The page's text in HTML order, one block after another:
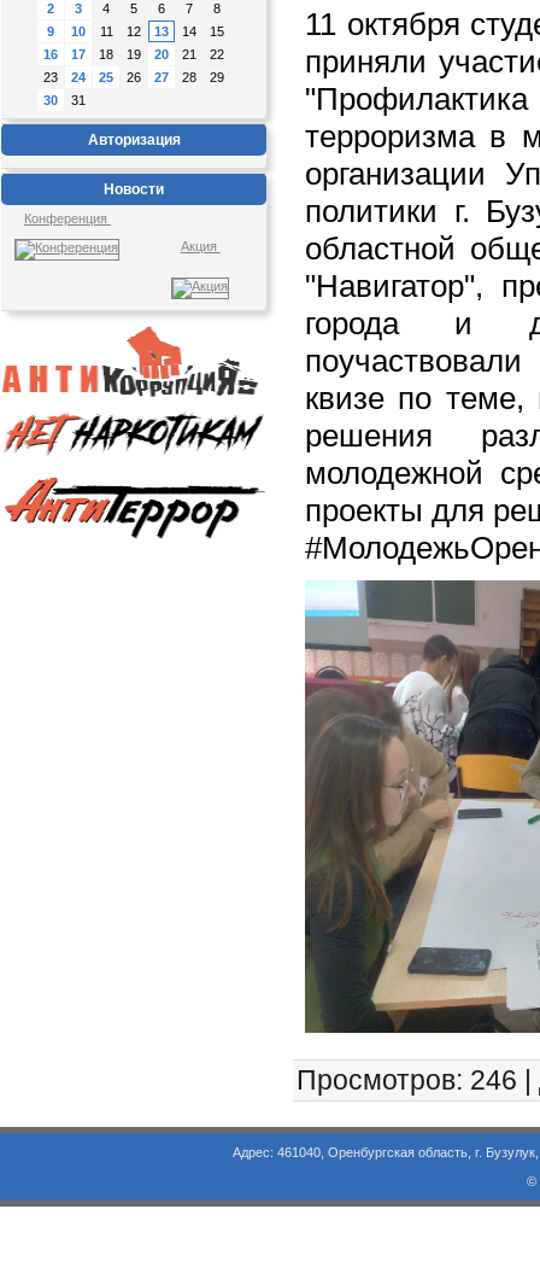
2
3 4 5 6 7
8
9
10 11 12 13 14
15
16
17 18 19 20 21
22
23
24 25 26 27 28
29
30
31
Авторизация
Новости
Конференция
Акция
11 октября
приняли
терроризма в
организации
политики г.
областной
"Навигатор",
города и
квизе по теме,
решения
молодежной
проекты для
Просмотров: 246 |
Адрес: 461040, Оренбургская область, г. Бузулук, ул.
©